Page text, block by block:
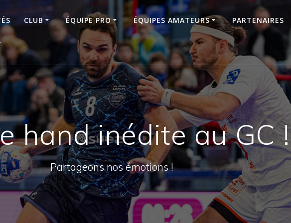
CLUB ÉQUIPE PRO ÉQUIPES AMATEURS PARTENAIRES
hand inédite au GC !
Partageons nos émotions !